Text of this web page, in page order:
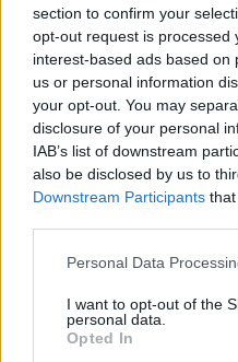
section to confirm your
opt-out request is processed
interest-based ads based on
us or personal information
your opt-out. You may
disclosure of your personal
IAB’s list of downstream
also be disclosed by us to
Downstream Participants
Please note that this
not limited to your visit or
grant or deny consent to
use your data for below
Personal Data
I want to opt-out of the
personal data.
Opted In
rohamot indított el a
szombaton helyi idő
hétvégi jegyet már
is
This
window.
The media could not
the server or network